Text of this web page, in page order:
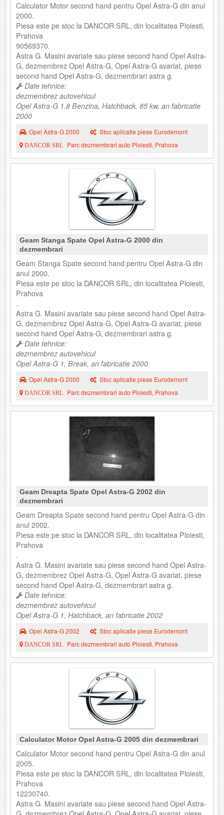
Calculator Motor second hand pentru Opel Astra-G din anul
2000.
Piesa este pe stoc la DANCOR SRL, din localitatea Ploiesti,
Prahova
90569370.
Astra G. Masini avariate sau piese second hand Opel Astra-
G, dezmembrez Opel Astra-G, Opel Astra-G avariat, piese
second hand Opel Astra-G, dezmembrari astra g.
Date tehnice:
dezmembrez autovehicul
Opel Astra-G 1.8 Benzina, Hatchback, 85 kw, an fabricatie
2000
Opel Astra-G 2000 Stoc aplicatie piese Eurodemont
DANCOR SRL Parc dezmembrari auto Ploiesti, Prahova
Geam Stanga Spate Opel Astra-G 2000 din
dezmembrari
Geam Stanga Spate second hand pentru Opel Astra-G din
anul 2000.
Piesa este pe stoc la DANCOR SRL, din localitatea Ploiesti,
Prahova
.
Astra G. Masini avariate sau piese second hand Opel Astra-
G, dezmembrez Opel Astra-G, Opel Astra-G avariat, piese
second hand Opel Astra-G, dezmembrari astra g.
Date tehnice:
dezmembrez autovehicul
Opel Astra-G 1, Break, an fabricatie 2000
Opel Astra-G 2000 Stoc aplicatie piese Eurodemont
DANCOR SRL Parc dezmembrari auto Ploiesti, Prahova
Geam Dreapta Spate Opel Astra-G 2002 din
dezmembrari
Geam Dreapta Spate second hand pentru Opel Astra-G din
anul 2002.
Piesa este pe stoc la DANCOR SRL, din localitatea Ploiesti,
Prahova
.
Astra G. Masini avariate sau piese second hand Opel Astra-
G, dezmembrez Opel Astra-G, Opel Astra-G avariat, piese
second hand Opel Astra-G, dezmembrari astra g.
Date tehnice:
dezmembrez autovehicul
Opel Astra-G 1, Hatchback, an fabricatie 2002
Opel Astra-G 2002 Stoc aplicatie piese Eurodemont
DANCOR SRL Parc dezmembrari auto Ploiesti, Prahova
Calculator Motor Opel Astra-G 2005 din dezmembrari
Calculator Motor second hand pentru Opel Astra-G din anul
2005.
Piesa este pe stoc la DANCOR SRL, din localitatea Ploiesti,
Prahova
12230740.
Astra G. Masini avariate sau piese second hand Opel Astra-